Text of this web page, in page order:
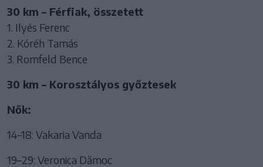
30 km – Férfiak, összetett
1. Ilyés Ferenc
2. Kóréh Tamás
3. Romfeld Bence
30 km – Korosztályos győztesek
Nők:
14–18: Vakaria Vanda
19–29: Veronica Dămoc